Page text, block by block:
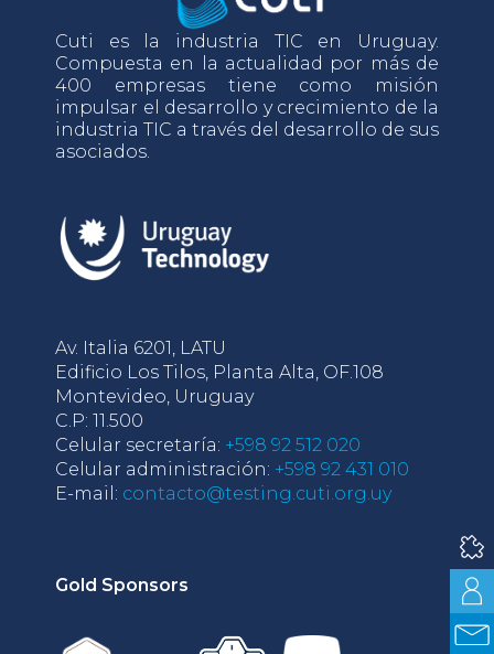
Cuti es la industria TIC en Uruguay.
Compuesta en la actualidad por más de
400 empresas tiene como misión
impulsar el desarrollo y crecimiento de la
industria TIC a través del desarrollo de sus
asociados.
Av. Italia 6201, LATU
Edificio Los Tilos, Planta Alta, OF.108
Montevideo, Uruguay
C.P: 11.500
Celular secretaría: +598 92 512 020
Celular administración: +598 92 431 010
E-mail: contacto@testing.cuti.org.uy
Gold Sponsors